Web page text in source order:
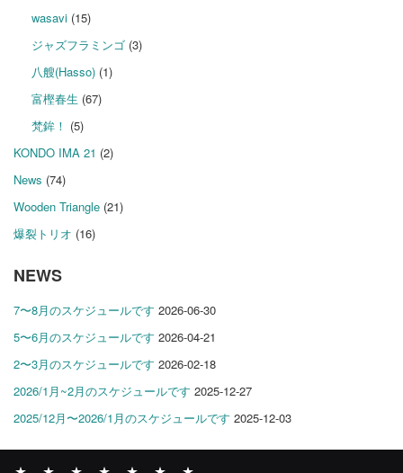
wasavi(15)
ジャズフラミンゴ(3)
八艘(Hasso)(1)
富樫春生 (67)
梵鉾！ (5)
KONDO IMA 21 (2)
News (74)
Wooden Triangle (21)
爆裂トリオ (16)
NEWS
7〜8月のスケジュールです 2026-06-30
5〜6月のスケジュールです 2026-04-21
2〜3月のスケジュールです 2026-02-18
2026/1月~2月のスケジュールです 2025-12-27
2025/12月〜2026/1月のスケジュールです 2025-12-03